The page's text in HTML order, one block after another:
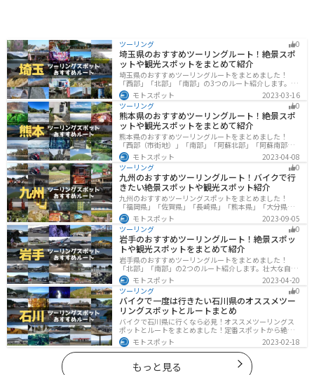
ツーリング 0
埼玉県のおすすめツーリングルート！絶景スポ
ットや観光スポットをまとめて紹介
埼玉県のおすすめツーリングルートをまとめました！
「西部」「北部」「南部」の3つのルート紹介します。自
然豊かな西側と街中の東側で違った楽しみ方ができま
す。バイクで埼玉県にツーリングに行く際は参考にして
ください。
モトスポット
2023-03-16
ツーリング
0
熊本県のおすすめツーリングルート！絶景スポ
ットや観光スポットをまとめて紹介
熊本県のおすすめツーリングルートをまとめました！
「西部（市街地）」「南部」「阿蘇北部」「阿蘇南部」
の4つのルート紹介します。阿蘇山や天草諸島をはじめと
した豊かな自然や、熊本城や水前寺成趣園など歴史ある
観光スポットが多数あり、様々な楽しみ方ができます。
バイクで熊本県にツーリングに行く際は参考にしてくだ
さい。
モトスポット
2023-04-08
ツーリング
0
九州のおすすめツーリングルート！バイクで行
きたい絶景スポットや観光スポット紹介
九州のおすすめツーリングスポットをまとめました！
「福岡県」「佐賀県」「長崎県」「熊本県」「大分県」
「宮崎都」「鹿児島県」の各県の観光地紹介します。自
然豊かな山々や湖、温泉地が点在し、四季折々の景色を
楽しめるスポットが多数あります。バイクで九州にツー
リングに行く際は参考にしてください。
モトスポット
2023-09-05
ツーリング
0
岩手のおすすめツーリングルート！絶景スポッ
トや観光スポットをまとめて紹介
岩手県のおすすめツーリングルートをまとめました！
「北部」「南部」の2つのルート紹介します。壮大な自然
や歴史的な観光スポットが多く存在するので楽しめま
す。バイクで岩手県にツーリングに行く際は参考にして
ください。
モトスポット
2023-04-20
ツーリング
0
バイクで一度は行きたい石川県のオススメツー
リングスポットとルートまとめ
バイクで石川県に行くなら必見！オススメツーリングス
ポットとルートをまとめました！定番スポットから絶景
スポット、温泉、海、グルメなど様々なジャンルで楽し
めます。バイクで石川ツーリングに行こうと思っている
人は、参考にしてください。
モトスポット 2023-02-18
もっと見る